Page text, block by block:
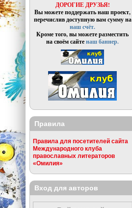
ДОРОГИЕ ДРУЗЬЯ!
Вы можете поддержать наш проект,
перечислив доступную вам сумму на
наш счёт.
Кроме того, вы можете разместить
на своём сайтенаш баннер.
Правила
Правила для посетителей сайта
Международного клуба
православных литераторов
«Омилия»
Вход для авторов